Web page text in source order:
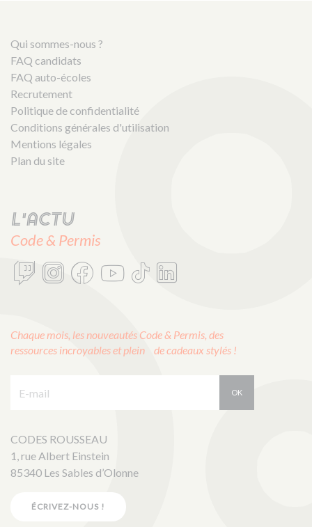
Qui sommes-nous ?
FAQ candidats
FAQ auto-écoles
Recrutement
Politique de confidentialité
Conditions générales d'utilisation
Mentions légales
Plan du site
L'actu
Code & Permis
Chaque mois, les nouveautés Code & Permis, des
ressources incroyables et plein de cadeaux stylés !
OK
CODES ROUSSEAU
1, rue Albert Einstein
85340 Les Sables d’Olonne
ÉCRIVEZ-NOUS !